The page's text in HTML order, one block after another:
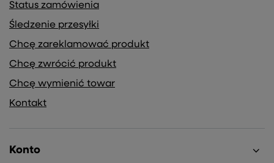
Status zamówienia
Śledzenie przesyłki
Chcę zareklamować produkt
Chcę zwrócić produkt
Chcę wymienić towar
Kontakt
Konto